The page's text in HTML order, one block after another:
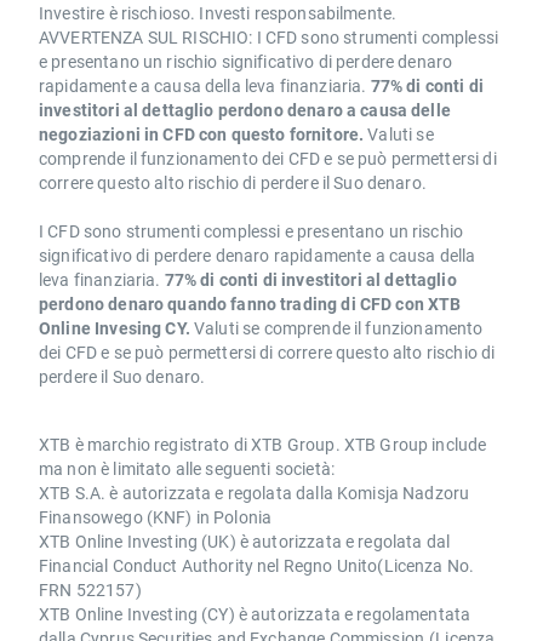
Investire è rischioso. Investi responsabilmente.
AVVERTENZA SUL RISCHIO: I CFD sono strumenti complessi
e presentano un rischio significativo di perdere denaro
rapidamente a causa della leva finanziaria. 77% di conti di
investitori al dettaglio perdono denaro a causa delle
negoziazioni in CFD con questo fornitore. Valuti se
comprende il funzionamento dei CFD e se può permettersi di
correre questo alto rischio di perdere il Suo denaro.
I CFD sono strumenti complessi e presentano un rischio
significativo di perdere denaro rapidamente a causa della
leva finanziaria. 77% di conti di investitori al dettaglio
perdono denaro quando fanno trading di CFD con XTB
Online Invesing CY. Valuti se comprende il funzionamento
dei CFD e se può permettersi di correre questo alto rischio di
perdere il Suo denaro.
XTB è marchio registrato di XTB Group. XTB Group include
ma non è limitato alle seguenti società:
XTB S.A. è autorizzata e regolata dalla Komisja Nadzoru
Finansowego (KNF) in Polonia
XTB Online Investing (UK) è autorizzata e regolata dal
Financial Conduct Authority nel Regno Unito(Licenza No.
FRN 522157)
XTB Online Investing (CY) è autorizzata e regolamentata